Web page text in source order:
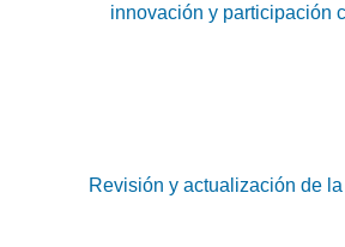
innovación y participación
Revisión y actualización de